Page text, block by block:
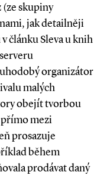
skupiny
jak detailněji
článku Sleva u knih
organizátor
malých
obejít tvorbou
mezi
prosazuje
během
prodávat daný